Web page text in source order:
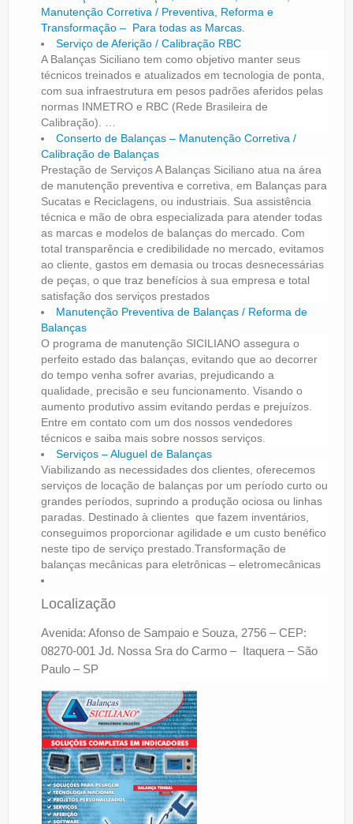
Manutenção Corretiva / Preventiva, Reforma e
Transformação – Para todas as Marcas.
Serviço de Aferição / Calibração RBC
A Balanças Siciliano tem como objetivo manter seus
técnicos treinados e atualizados em tecnologia de ponta,
com sua infraestrutura em pesos padrões aferidos pelas
normas INMETRO e RBC (Rede Brasileira de
Calibração). …
Conserto de Balanças – Manutenção Corretiva /
Calibração de Balanças
Prestação de Serviços A Balanças Siciliano atua na área
de manutenção preventiva e corretiva, em Balanças para
Sucatas e Reciclagens, ou industriais. Sua assistência
técnica e mão de obra especializada para atender todas
as marcas e modelos de balanças do mercado. Com
total transparência e credibilidade no mercado, evitamos
ao cliente, gastos em demasia ou trocas desnecessárias
de peças, o que traz benefícios à sua empresa e total
satisfação dos serviços prestados
Manutenção Preventiva de Balanças / Reforma de
Balanças
O programa de manutenção SICILIANO assegura o
perfeito estado das balanças, evitando que ao decorrer
do tempo venha sofrer avarias, prejudicando a
qualidade, precisão e seu funcionamento. Visando o
aumento produtivo assim evitando perdas e prejuízos.
Entre em contato com um dos nossos vendedores
técnicos e saiba mais sobre nossos serviços.
Serviços – Aluguel de Balanças
Viabilizando as necessidades dos clientes, oferecemos
serviços de locação de balanças por um período curto ou
grandes períodos, suprindo a produção ociosa ou linhas
paradas. Destinado à clientes que fazem inventários,
conseguimos proporcionar agilidade e um custo benéfico
neste tipo de serviço prestado. Transformação de
balanças mecânicas para eletrônicas – eletromecânicas
Localização
Avenida: Afonso de Sampaio e Souza, 2756 – CEP:
08270-001 Jd. Nossa Sra do Carmo – Itaquera – São
Paulo – SP